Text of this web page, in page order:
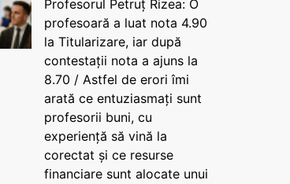
Profesorul Petruț Rizea: O
profesoară a luat nota 4.90
la Titularizare, iar după
contestații nota a ajuns la
8.70 / Astfel de erori îmi
arată ce entuziasmați sunt
profesorii buni, cu
experiență să vină la
corectat și ce resurse
financiare sunt alocate unui